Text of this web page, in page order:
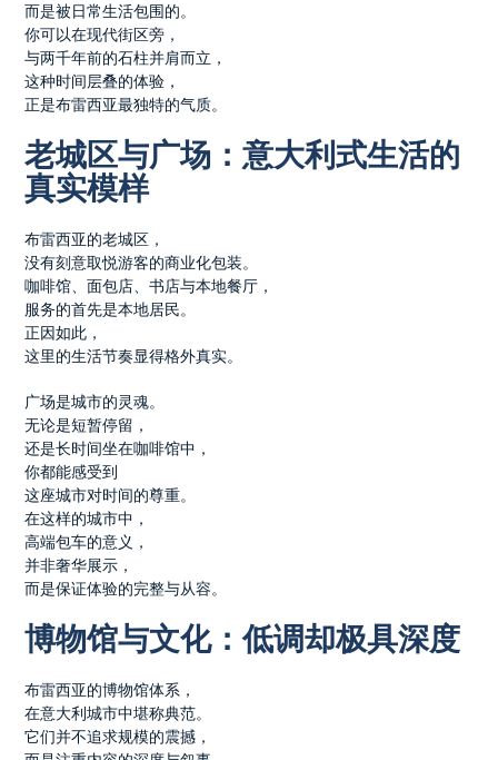
而是被日常生活包围的。
你可以在现代街区旁，
与两千年前的石柱并肩而立，
这种时间层叠的体验，
正是布雷西亚最独特的气质。
老城区与广场：意大利式生活的
真实模样
布雷西亚的老城区，
没有刻意取悦游客的商业化包装。
咖啡馆、面包店、书店与本地餐厅，
服务的首先是本地居民。
正因如此，
这里的生活节奏显得格外真实。
广场是城市的灵魂。
无论是短暂停留，
还是长时间坐在咖啡馆中，
你都能感受到
这座城市对时间的尊重。
在这样的城市中，
高端包车的意义，
并非奢华展示，
而是保证体验的完整与从容。
博物馆与文化：低调却极具深度
布雷西亚的博物馆体系，
在意大利城市中堪称典范。
它们并不追求规模的震撼，